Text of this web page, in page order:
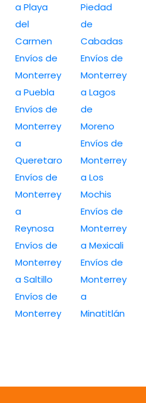
a Playa
del
Carmen
Envíos de
Monterrey
a Puebla
Envíos de
Monterrey
a
Queretaro
Envíos de
Monterrey
a
Reynosa
Envíos de
Monterrey
a Saltillo
Envíos de
Monterrey
Piedad
de
Cabadas
Envíos de
Monterrey
a Lagos
de
Moreno
Envíos de
Monterrey
a Los
Mochis
Envíos de
Monterrey
a Mexicali
Envíos de
Monterrey
a
Minatitlán